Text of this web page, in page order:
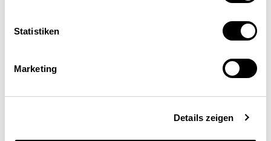
Statistiken
Marketing
Details zeigen
Afin qu’un surcroît
d’immigration n’ait pas
qualité de vie, le monde
politique doit à présent